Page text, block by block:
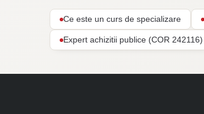
Ce este un curs de specializare
Expert achizitii publice (COR 242116)